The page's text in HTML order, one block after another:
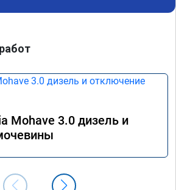
Mohave 3.0 дизель и